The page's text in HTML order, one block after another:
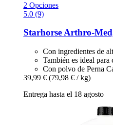
2 Opciones
5.0 (9)
StarhorseArthro-​
Con ingredientes de
También es ideal para
Con polvo de Perna
39,99 € (79,98 € / kg)
Entrega hasta el 18 agosto